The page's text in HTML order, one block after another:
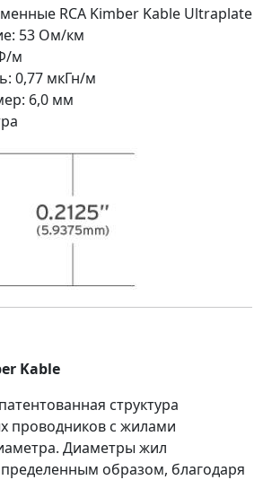
RCA Kimber Kable Ultraplate
53 Ом/км
м
0,77 мкГн/м
6,0 мм
Kable
структура
проводников с жилами
Диаметры жил
образом, благодаря